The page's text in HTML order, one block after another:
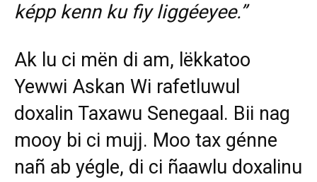
képp kenn ku fiy liggéeyee.”
Ak lu ci mën di am, lëkkatoo
Yewwi Askan Wi rafetluwul
doxalin Taxawu Senegaal. Bii nag
mooy bi ci mujj. Moo tax génne
nañ ab yégle, di ci ñaawlu doxalinu